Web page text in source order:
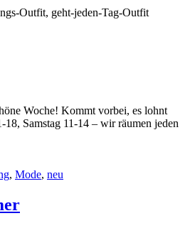
Outfit, geht-jeden-Tag-Outfit
Woche! Kommt vorbei, es lohnt
Samstag 11-14 – wir räumen jeden
, Mode, neu